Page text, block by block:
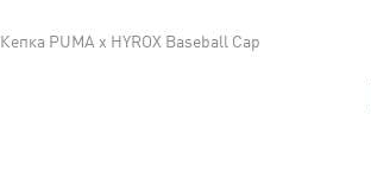
Кепка PUMA x HYROX Baseball Cap